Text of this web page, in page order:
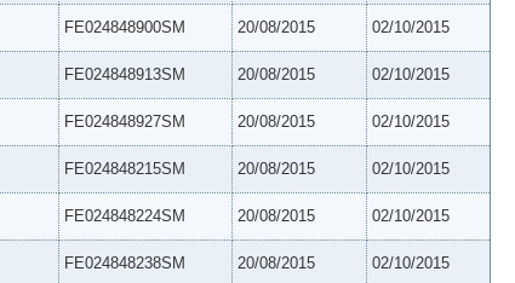
FE024848900SM 20/08/2015 02/10/2015
FE024848913SM 20/08/2015 02/10/2015
FE024848927SM 20/08/2015 02/10/2015
FE024848215SM 20/08/2015 02/10/2015
FE024848224SM 20/08/2015 02/10/2015
FE024848238SM 20/08/2015 02/10/2015